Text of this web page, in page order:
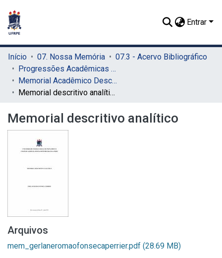
Entrar
Início 07. Nossa Memória
07.3 - Acervo Bibliográfico
Progressões Acadêmicas para Professor Titular
Memorial Acadêmico Descritivo
Memorial descritivo analítico
Memorial descritivo analítico
Arquivos
mem_gerlaneromaofonsecaperrier.pdf (28.69 MB)